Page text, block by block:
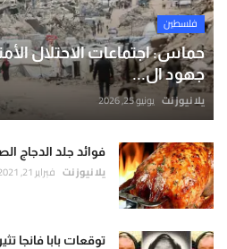
فلسطين
حماس: اجتماعات الاحتلال
جهود ال...
يلا نيوز نت يونيو 25, 2026
فوائد جلد الدجاج
يلا نيوز نت فبراير 21, 2021
توقعات بابا فانجا